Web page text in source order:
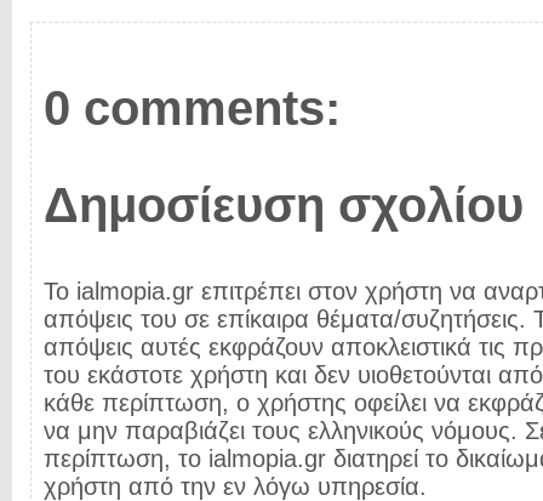
0 comments:
Δημοσίευση σχολίου
Το ialmopia.gr επιτρέπει στον χρήστη να
απόψεις του σε επίκαιρα θέματα/συζητήσεις.
απόψεις αυτές εκφράζουν αποκλειστικά τις
του εκάστοτε χρήστη και δεν υιοθετούνται
κάθε περίπτωση, ο χρήστης οφείλει να
να μην παραβιάζει τους ελληνικούς νόμους.
περίπτωση, το ialmopia.gr διατηρεί το
χρήστη από την εν λόγω υπηρεσία.